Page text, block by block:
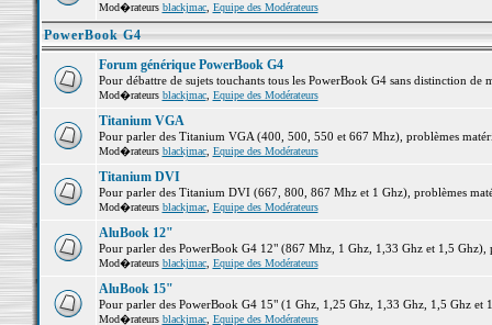
Mod�rateurs blackjmac, Equipe des Modérateurs
PowerBook G4
Forum générique PowerBook G4
Pour débattre de sujets touchants tous les PowerBook G4 sans distinction de
Mod�rateurs blackjmac, Equipe des Modérateurs
Titanium VGA
Pour parler des Titanium VGA (400, 500, 550 et 667 Mhz), problèmes
Mod�rateurs blackjmac, Equipe des Modérateurs
Titanium DVI
Pour parler des Titanium DVI (667, 800, 867 Mhz et 1 Ghz), problèmes
Mod�rateurs blackjmac, Equipe des Modérateurs
AluBook 12"
Pour parler des PowerBook G4 12" (867 Mhz, 1 Ghz, 1,33 Ghz et 1,5 Ghz),
Mod�rateurs blackjmac, Equipe des Modérateurs
AluBook 15"
Pour parler des PowerBook G4 15" (1 Ghz, 1,25 Ghz, 1,33 Ghz, 1,5 Ghz et
Mod�rateurs blackjmac, Equipe des Modérateurs